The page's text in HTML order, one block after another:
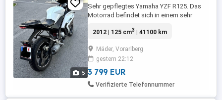
5
Sehr gepflegtes Yamaha YZF R125. Das
Motorrad befindet sich in einem sehr
2012 | 125 cm3 | 41100 km
Mäder, Vorarlberg
gestern 22:12
3 799 EUR
Verifizierte Telefonnummer